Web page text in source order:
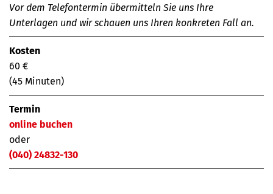
Vor dem Telefontermin übermitteln Sie uns Ihre
Unterlagen und wir schauen uns Ihren konkreten Fall an.
Kosten
60 €
(45 Minuten)
Termin
online buchen
oder
(040) 24832-130